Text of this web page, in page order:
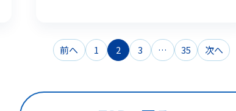
投
の
前へ 1 2 3 … 35 次へ